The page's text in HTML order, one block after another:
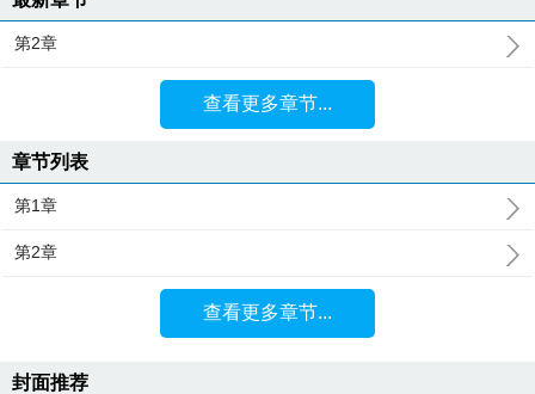
第2章
查看更多章节...
章节列表
第1章
第2章
查看更多章节...
封面推荐